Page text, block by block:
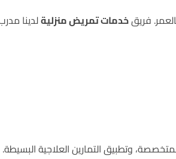
فريقخدمات تمريض منزليةلدينا
وتطبيق التمارين العلاجية البسيطة.